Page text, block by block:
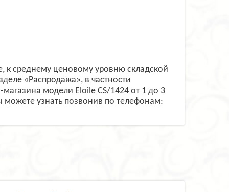
к среднему ценовому уровню складской
«Распродажа», в частности
модели Eloile CS/1424 от 1 до 3
можете узнать позвонив по телефонам: